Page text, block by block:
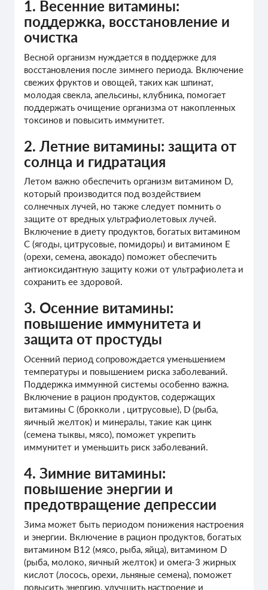
1. Весенние витамины:
поддержка, восстановление и
очистка
Весной организм нуждается в поддержке для
восстановления после зимнего периода. Включение
свежих фруктов и овощей, таких как шпинат,
молодая свекла, апельсины, клубника, помогает
поддержать очищение организма от накопленных
токсинов и повысить иммунитет.
2. Летние витамины: защита от
солнца и гидратация
Летом важно обеспечить организм витамином D,
который производится под воздействием
солнечных лучей, но также следует помнить о
защите от вредных ультрафиолетовых лучей.
Включение в диету продуктов, богатых витамином
C (ягоды, цитрусовые, помидоры) и витамином E
(орехи, семена, авокадо) поможет обеспечить
антиоксидантную защиту кожи от ультрафиолета и
сохранить ее здоровой.
3. Осенние витамины:
повышение иммунитета и
защита от простуды
Осенний период сопровождается уменьшением
температуры и повышением риска заболеваний.
Поддержка иммунной системы особенно важна.
Включение в рацион продуктов, содержащих
витамины С (брокколи , цитрусовые), D (рыба,
яичный желток) и минералы, такие как цинк
(семена тыквы, мясо), поможет укрепить
иммунитет и уменьшить риск заболеваний.
4. Зимние витамины:
повышение энергии и
предотвращение депрессии
Зима может быть периодом понижения настроения
и энергии. Включение в рацион продуктов, богатых
витамином В12 (мясо, рыба, яйца), витамином D
(рыба, молоко, яичный желток) и омега-3 жирных
кислот (лосось, орехи, льняные семена), поможет
повысить энергию, улучшить настроение и